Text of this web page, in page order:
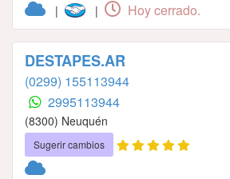
| | Hoy cerrado.
DESTAPES.AR
(0299) 155113944
2995113944
(8300) Neuquén
Sugerir cambios